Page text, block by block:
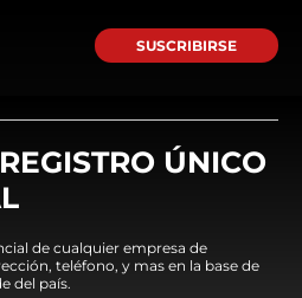
SUSCRIBIRSE
ÚNICO
de cualquier empresa de
teléfono, y mas en la base de
del país.